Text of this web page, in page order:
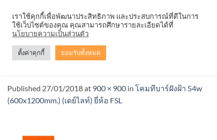
content
Published 27/01/2018at 900 × 900 in โคมทีบาร์ฝังฝ้า 54w
(600x1200mm.) (เดย์ไลท์) ยี่ห้อ FSL
เราใช้คุกกี้เพื่อพัฒนาประสิทธิภาพ และประสบการณ์ที่ดีในการ
ใช้เว็บไซต์ของคุณ คุณสามารถศึกษารายละเอียดได้ที่
นโยบายความเป็นส่วนตัว
ตั้งค่าคุกกี้ ยอมรับทั้งหมด